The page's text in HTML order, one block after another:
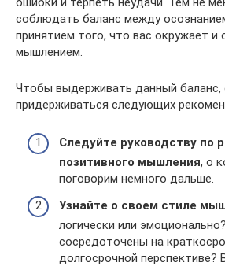
соблюдать баланс между
принятием того, что вас окружает и
мышлением.
Чтобы выдерживать данный баланс,
придерживаться следующих
Следуйте руководству по
позитивного мышления, о
поговорим немного дальше.
Узнайте о своем стиле
логически или
сосредоточены на
долгосрочной перспективе?